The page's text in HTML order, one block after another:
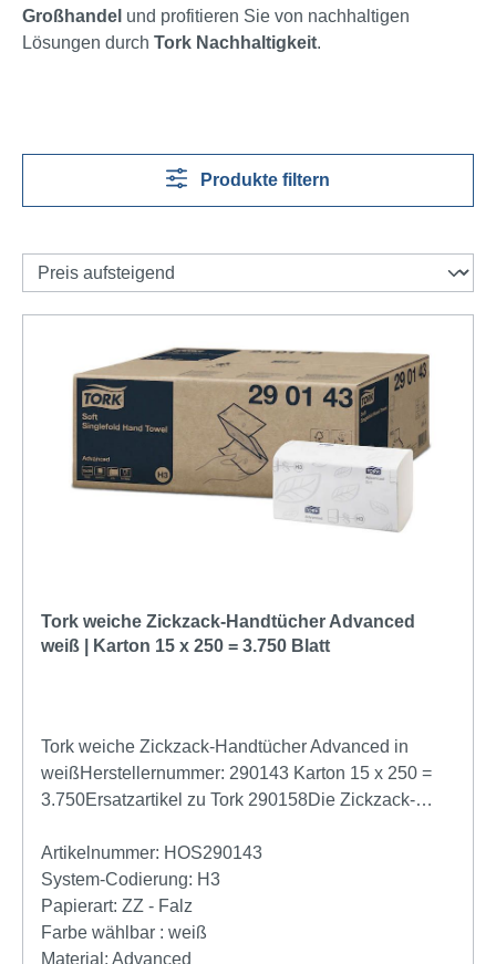
Großhandel und profitieren Sie von nachhaltigen
Lösungen durch Tork Nachhaltigkeit.
Produkte filtern
Tork weiche Zickzack-Handtücher Advanced
weiß | Karton 15 x 250 = 3.750 Blatt
Tork weiche Zickzack-Handtücher Advanced in
weißHerstellernummer: 290143 Karton 15 x 250 =
3.750Ersatzartikel zu Tork 290158Die Zickzack-
sowohl Preis als auch Leistung eine Rolle spielen.
In Kombination mit dem Tork Spender für Zickzack-
Handtücher eignen sich die Handtücher perfekt für
Umgebungen mit starker Beanspruchung. Die
Einzelblattausgabe bietet ausgezeichnete Hygiene,
Artikelnummer: HOS290143
System-Codierung: H3
Papierart: ZZ - Falz
Farbe wählbar : weiß
Material: Advanced